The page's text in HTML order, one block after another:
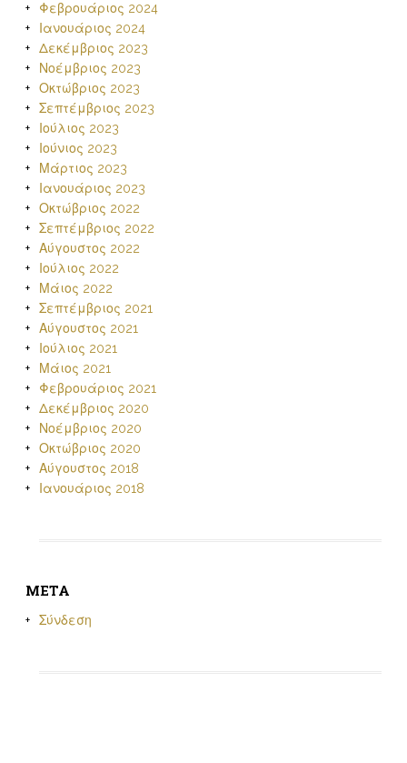
Φεβρουάριος 2024
Ιανουάριος 2024
Δεκέμβριος 2023
Νοέμβριος 2023
Οκτώβριος 2023
Σεπτέμβριος 2023
Ιούλιος 2023
Ιούνιος 2023
Μάρτιος 2023
Ιανουάριος 2023
Οκτώβριος 2022
Σεπτέμβριος 2022
Αύγουστος 2022
Ιούλιος 2022
Μάιος 2022
Σεπτέμβριος 2021
Αύγουστος 2021
Ιούλιος 2021
Μάιος 2021
Φεβρουάριος 2021
Δεκέμβριος 2020
Νοέμβριος 2020
Οκτώβριος 2020
Αύγουστος 2018
Ιανουάριος 2018
META
Σύνδεση